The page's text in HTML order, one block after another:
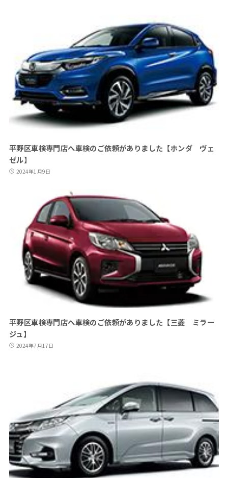
平野区車検専門店へ車検のご依頼がありました【ホンダ ヴェ
ゼル】
2024年1月9日
平野区車検専門店へ車検のご依頼がありました【三菱 ミラー
ジュ】
2024年7月17日